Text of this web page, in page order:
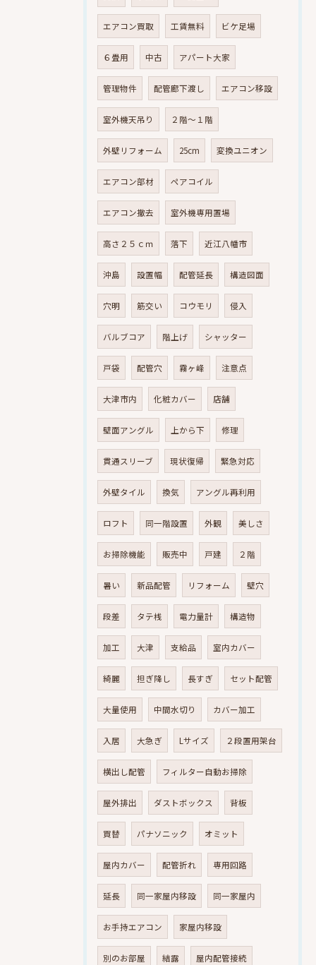
エアコン買取 工賃無料 ビケ足場
６畳用 中古 アパート大家
管理物件 配管廊下渡し エアコン移設
室外機天吊り ２階～１階
外壁リフォーム 25cm 変換ユニオン
エアコン部材 ペアコイル
エアコン撤去 室外機専用置場
高さ２５ｃｍ 落下 近江八幡市
沖島 設置幅 配管延長 構造図面
穴明 筋交い コウモリ 侵入
バルブコア 階上げ シャッター
戸袋 配管穴 霧ヶ峰 注意点
大津市内 化粧カバー 店舗
壁面アングル 上から下 修理
貫通スリーブ 現状復帰 緊急対応
外壁タイル 換気 アングル再利用
ロフト 同一階設置 外観 美しさ
お掃除機能 販売中 戸建 ２階
暑い 新品配管 リフォーム 壁穴
段差 タテ桟 電力量計 構造物
加工 大津 支給品 室内カバー
綺麗 担ぎ降し 長すぎ セット配管
大量使用 中間水切り カバー加工
入居 大急ぎ Lサイズ ２段置用架台
横出し配管 フィルター自動お掃除
屋外排出 ダストボックス 背板
買替 パナソニック オミット
屋内カバー 配管折れ 専用回路
延長 同一家屋内移設 同一家屋内
お手持エアコン 家屋内移設
別のお部屋 結露 屋内配管接続